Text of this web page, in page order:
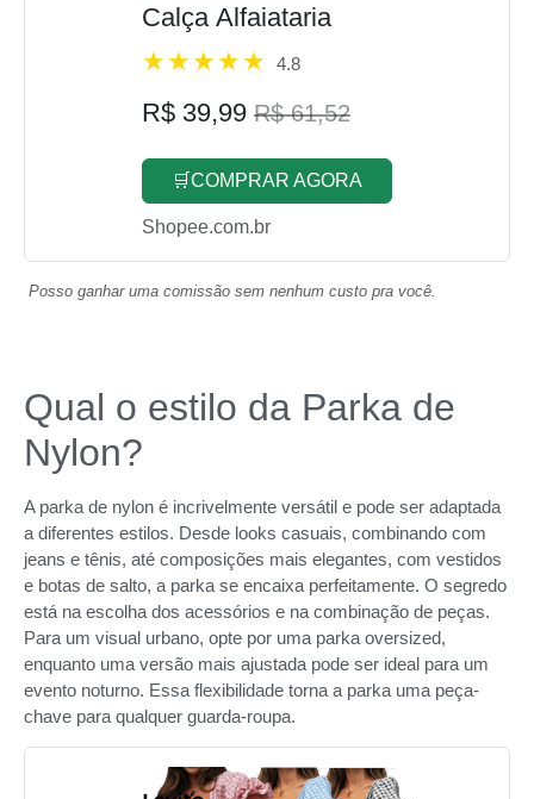
Calça Alfaiataria
4.8
R$ 39,99 R$ 61,52
🛒COMPRAR AGORA
Shopee.com.br
Posso ganhar uma comissão sem nenhum custo pra você.
Qual o estilo da Parka de
Nylon?
A parka de nylon é incrivelmente versátil e pode ser adaptada
a diferentes estilos. Desde looks casuais, combinando com
jeans e tênis, até composições mais elegantes, com vestidos
e botas de salto, a parka se encaixa perfeitamente. O segredo
está na escolha dos acessórios e na combinação de peças.
Para um visual urbano, opte por uma parka oversized,
enquanto uma versão mais ajustada pode ser ideal para um
evento noturno. Essa flexibilidade torna a parka uma peça-
chave para qualquer guarda-roupa.